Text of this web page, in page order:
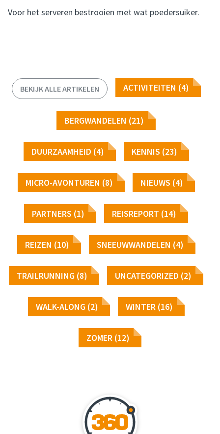
Voor het serveren bestrooien met wat poedersuiker.
BEKIJK ALLE ARTIKELEN ACTIVITEITEN (4)
BERGWANDELEN (21)
DUURZAAMHEID (4) KENNIS (23)
MICRO-AVONTUREN (8) NIEUWS (4)
PARTNERS (1) REISREPORT (14)
REIZEN (10) SNEEUWWANDELEN (4)
TRAILRUNNING (8) UNCATEGORIZED (2)
WALK-ALONG (2) WINTER (16)
ZOMER (12)